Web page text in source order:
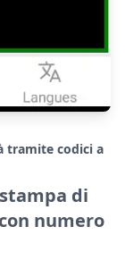
tramite codici a
di
numero